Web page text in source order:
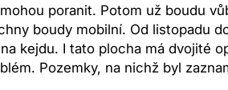
poranit. Potom už boudu
boudy mobilní. Od listopadu
kejdu. I tato plocha má dvojité
Pozemky, na nichž byl